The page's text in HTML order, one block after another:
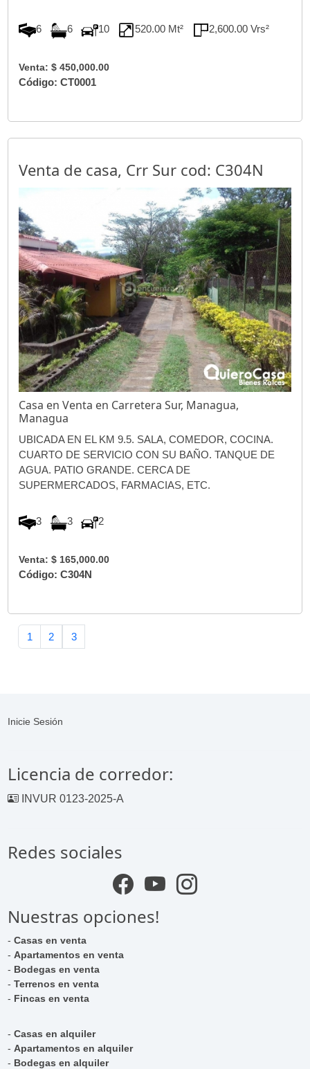
6 6 10 520.00 Mt² 2,600.00 Vrs²
Venta: $ 450,000.00
Código: CT0001
Venta de casa, Crr Sur cod: C304N
Casa en Venta en Carretera Sur, Managua,
Managua
UBICADA EN EL KM 9.5. SALA, COMEDOR, COCINA.
CUARTO DE SERVICIO CON SU BAÑO. TANQUE DE
AGUA. PATIO GRANDE. CERCA DE
SUPERMERCADOS, FARMACIAS, ETC.
3 3 2
Venta: $ 165,000.00
Código: C304N
1 2 3
Inicie Sesión
Licencia de corredor:
INVUR 0123-2025-A
Redes sociales
Nuestras opciones!
-Casas en venta
-Apartamentos en venta
- Bodegas en venta
-Terrenos en venta
- Fincas en venta
-Casas en alquiler
-Apartamentos en alquiler
- Bodegas en alquiler